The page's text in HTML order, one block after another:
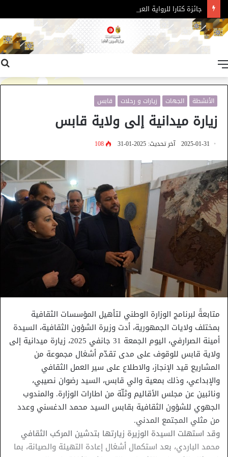
جائزة كتارا للرواية العربية – الدورة 11
الأنشطة الجهات زيارات و رحلات قابس
زيارة ميدانية إلى ولاية قابس
2025-01-31 آخر تحديث: 2025-01-31 108
متابعةً لبرنامج الوزارة الوطني لتأهيل المؤسسات الثقافية
بمختلف ولايات الجمهورية، أدت وزيرة الشؤون الثقافية، السيدة
أمينة الصرارفي، اليوم الجمعة 31 جانفي 2025، زيارة ميدانية إلى
ولاية قابس للوقوف على مدى تقدّم أشغال مجموعة من
المشاريع قيد الإنجاز، والاطلاع على سير العمل الثقافي
والإبداعي، وذلك بمعية والي قابس، السيد رضوان نصيبي،
ونائبين عن مجلس الأقاليم وثلّة من اطارات الوزارة. والمندوب
الجهوي للشؤون الثقافية بقابس السيد محمد الدغسني وعدد
من مثلي المجتمع المدني.
وقد استهلت السيدة الوزيرة زيارتها بتدشين المركب الثقافي
محمد الباردي، بعد استكمال أشغال إعادة التهيئة والصيانة، بما